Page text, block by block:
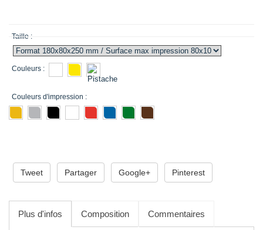
Taille :
Couleurs :
Couleurs d'impression :
Tweet Partager Google+ Pinterest
Plus d'infos Composition Commentaires